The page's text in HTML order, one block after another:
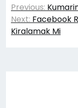
Previous:
Next: Facebook
Kiralamak Mi